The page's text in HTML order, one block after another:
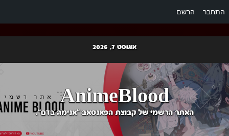
התחבר הרשם
content
אוגוסט 7, 2026
AnimeBlood
האתר הרשמי של קבוצת הפאנסאב "אנימה בדם".